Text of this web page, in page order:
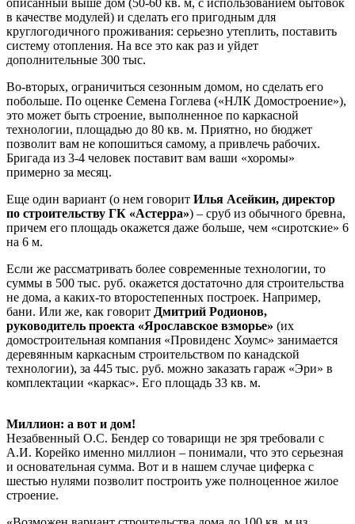
в качестве модулей) и сделать его пригодным для
круглогодичного проживания: серьезно утеплить, поставить
систему отопления. На все это как раз и уйдет
дополнительные 300 тыс.
Во-вторых, ограничиться сезонным домом, но сделать его
побольше. По оценке Семена Гоглева («НЛК Домостроение»),
это может быть строение, выполненное по каркасной
технологии, площадью до 80 кв. м. Приятно, но бюджет
позволит вам не копошиться самому, а привлечь рабочих.
Бригада из 3-4 человек поставит вам ваши «хоромы»
примерно за месяц.
Еще один вариант (о нем говорит Илья Асейкин, директор
по строительству ГК «Астерра») – сруб из обычного бревна,
причем его площадь окажется даже больше, чем «сиротские» 6
на 6 м.
Если же рассматривать более современные технологии, то
суммы в 500 тыс. руб. окажется достаточно для строительства
не дома, а каких-то второстепенных построек. Например,
бани. Или же, как говорит Дмитрий Родионов,
руководитель проекта «Ярославское взморье» (их
домостроительная компания «Провиденс Хоумс» занимается
деревянным каркасным строительством по канадской
технологии), за 445 тыс. руб. можно заказать гараж «Эри» в
комплектации «каркас». Его площадь 33 кв. м.
Миллион: а вот и дом!
Незабвенный О.С. Бендер со товарищи не зря требовали с
А.И. Корейко именно миллион – понимали, что это серьезная
и основательная сумма. Вот и в нашем случае циферка с
шестью нулями позволит построить уже полноценное жилое
строение.